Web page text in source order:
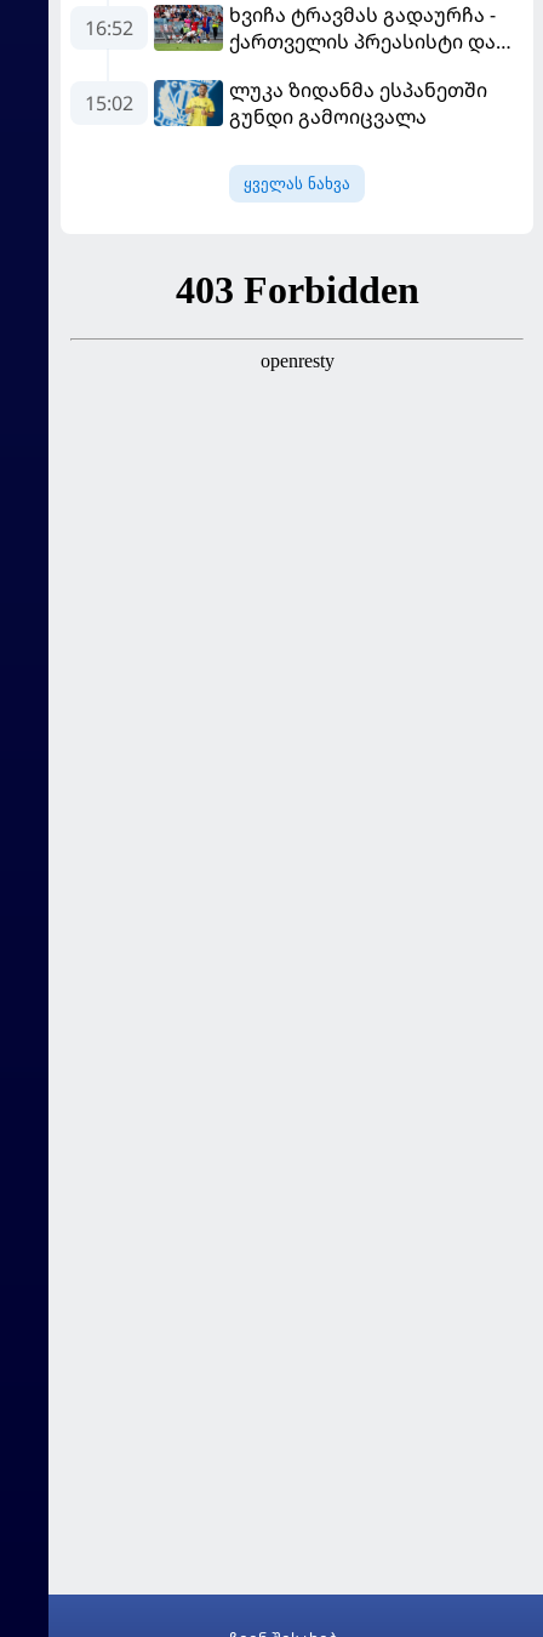
16:52
ხვიჩა ტრავმას გადაურჩა -
ქართველის პრეასისტი და
იუნაიტედთან"
15:02
ლუკა ზიდანმა ესპანეთში
გუნდი გამოიცვალა
ყველას ნახვა